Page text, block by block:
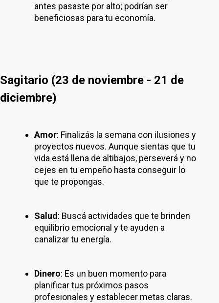
antes pasaste por alto; podrían ser
beneficiosas para tu economía.
Sagitario (23 de noviembre - 21 de
diciembre)
Amor: Finalizás la semana con ilusiones y
proyectos nuevos. Aunque sientas que tu
vida está llena de altibajos, perseverá y no
cejes en tu empeño hasta conseguir lo
que te propongas.
Salud : Buscá actividades que te brinden
equilibrio emocional y te ayuden a
canalizar tu energía.
Dinero: Es un buen momento para
planificar tus próximos pasos
profesionales y establecer metas claras.